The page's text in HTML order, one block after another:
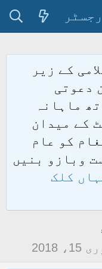
رجسٹر
کے زیر
دعوتی
ماہانہ
کے میدان
کو عام
وبازو بنیں
کلک
2018